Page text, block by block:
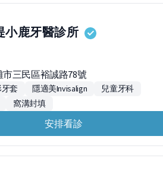
小鹿牙醫診所
市三民區裕誠路78號
套 隱適美Invisalign
兒童牙科
窩溝封填
安排看診